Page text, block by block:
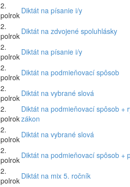
2.
polrok Diktát na písanie i/y
2.
polrok Diktát na zdvojené spoluhlásky
2.
polrok Diktát na písanie i/y
2.
polrok Diktát na podmieňovací spôsob
2.
polrok Diktát na vybrané slová
2.
polrok
Diktát na podmieňovací spôsob +
zákon
2.
polrok Diktát na vybrané slová
2.
polrok Diktát na podmieňovací spôsob +
2.
polrok Diktát na mix 5. ročník